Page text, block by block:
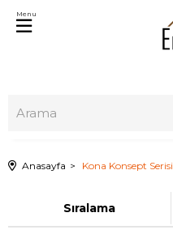
Menu
Anasayfa Kona Konsept Serisi
Sıralama